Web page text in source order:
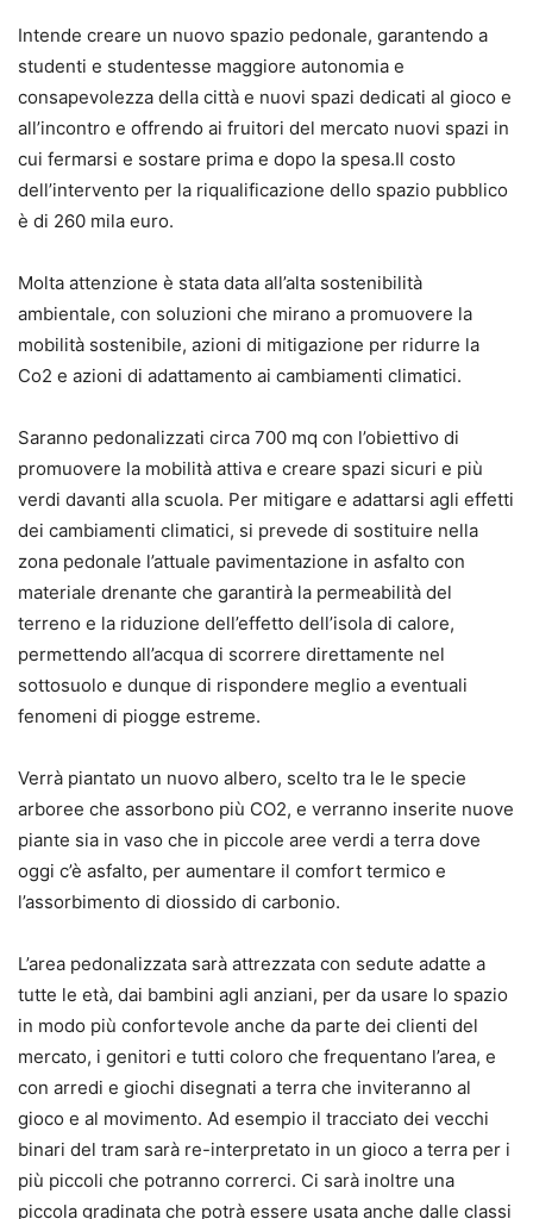
Intende creare un nuovo spazio pedonale, garantendo a
studenti e studentesse maggiore autonomia e
consapevolezza della città e nuovi spazi dedicati al gioco e
all’incontro e offrendo ai fruitori del mercato nuovi spazi in
cui fermarsi e sostare prima e dopo la spesa.Il costo
dell’intervento per la riqualificazione dello spazio pubblico
è di 260 mila euro.
Molta attenzione è stata data all’alta sostenibilità
ambientale, con soluzioni che mirano a promuovere la
mobilità sostenibile, azioni di mitigazione per ridurre la
Co2 e azioni di adattamento ai cambiamenti climatici.
Saranno pedonalizzati circa 700 mq con l’obiettivo di
promuovere la mobilità attiva e creare spazi sicuri e più
verdi davanti alla scuola. Per mitigare e adattarsi agli effetti
dei cambiamenti climatici, si prevede di sostituire nella
zona pedonale l’attuale pavimentazione in asfalto con
materiale drenante che garantirà la permeabilità del
terreno e la riduzione dell’effetto dell’isola di calore,
permettendo all’acqua di scorrere direttamente nel
sottosuolo e dunque di rispondere meglio a eventuali
fenomeni di piogge estreme.
Verrà piantato un nuovo albero, scelto tra le le specie
arboree che assorbono più CO2, e verranno inserite nuove
piante sia in vaso che in piccole aree verdi a terra dove
oggi c’è asfalto, per aumentare il comfort termico e
l’assorbimento di diossido di carbonio.
L’area pedonalizzata sarà attrezzata con sedute adatte a
tutte le età, dai bambini agli anziani, per da usare lo spazio
in modo più confortevole anche da parte dei clienti del
mercato, i genitori e tutti coloro che frequentano l’area, e
con arredi e giochi disegnati a terra che inviteranno al
gioco e al movimento. Ad esempio il tracciato dei vecchi
binari del tram sarà re-interpretato in un gioco a terra per i
più piccoli che potranno correrci. Ci sarà inoltre una
piccola gradinata che potrà essere usata anche dalle classi